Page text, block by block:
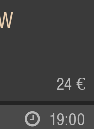
24 €
19:00